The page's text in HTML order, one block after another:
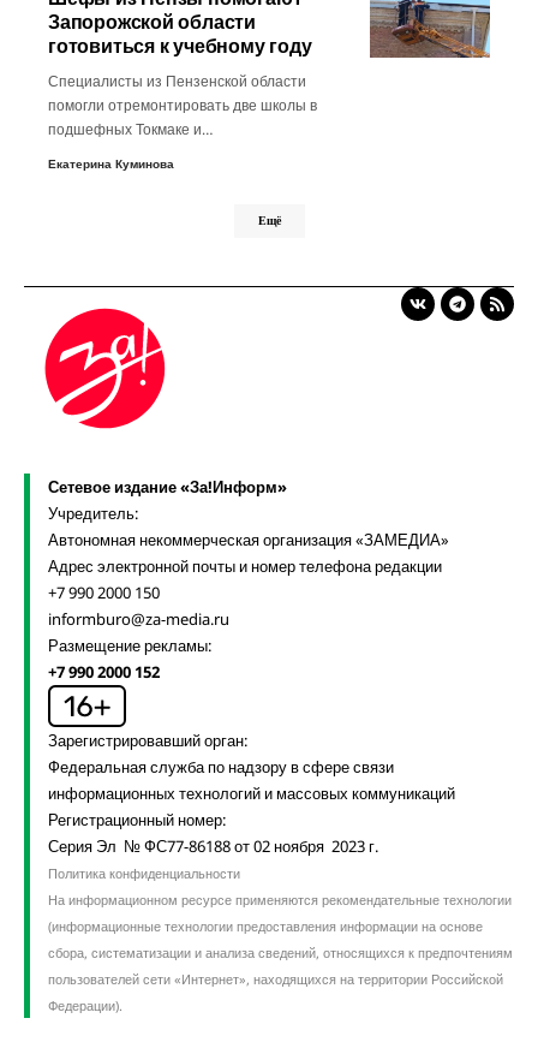
Запорожской области
готовиться к учебному году
Специалисты из Пензенской области
помогли отремонтировать две школы в
подшефных Токмаке и…
Екатерина Куминова
Ещё
Сетевое издание «За!Информ»
Учредитель:
Автономная некоммерческая организация «ЗАМЕДИА»
Адрес электронной почты и номер телефона редакции
+7 990 2000 150
informburo@za-media.ru
Размещение рекламы:
+7 990 2000 152
Зарегистрировавший орган:
Федеральная служба по надзору в сфере связи
информационных технологий и массовых коммуникаций
Регистрационный номер:
Серия Эл № ФС77-86188 от 02 ноября 2023 г.
Политика конфиденциальности
На информационном ресурсе применяются рекомендательные технологии
(информационные технологии предоставления информации на основе
сбора, систематизации и анализа сведений, относящихся к предпочтениям
пользователей сети «Интернет», находящихся на территории Российской
Федерации).